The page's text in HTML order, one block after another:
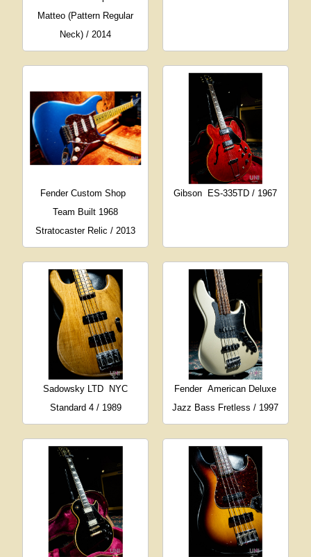
Matteo (Pattern Regular
Neck) / 2014
Fender Custom Shop
Team Built 1968
Stratocaster Relic / 2013
Gibson ES-335TD / 1967
Sadowsky LTD
NYC
Standard 4 / 1989
Fender American Deluxe
Jazz Bass Fretless / 1997